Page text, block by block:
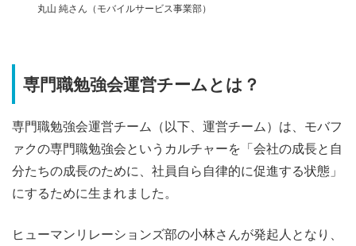
丸山 純さん（モバイルサービス事業部）
専門職勉強会運営チームとは？
専門職勉強会運営チーム（以下、運営チーム）は、モバフ
ァクの専門職勉強会というカルチャーを「会社の成長と自
分たちの成長のために、社員自ら自律的に促進する状態」
にするために生まれました。
ヒューマンリレーションズ部の小林さんが発起人となり、